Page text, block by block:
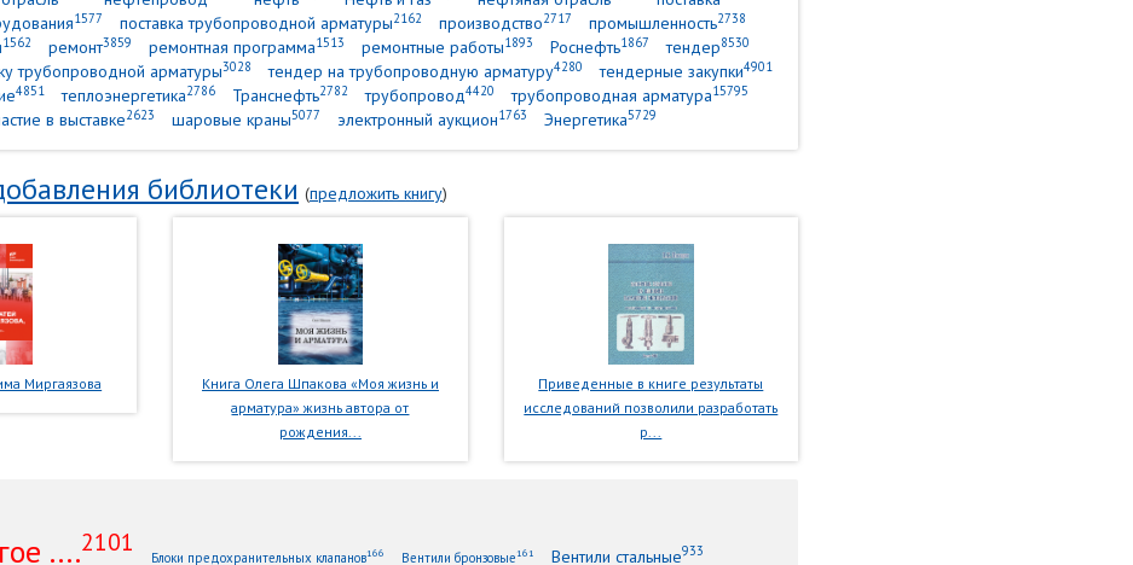
1577 поставка трубопроводной арматуры2162 производство2717 промышленность2738
1562 ремонт3859 ремонтная программа1513 ремонтные работы1893 Роснефть1867 тендер8530
трубопроводной арматуры3028 тендер на трубопроводную арматуру4280 тендерные закупки4901
4851 теплоэнергетика2786 Транснефть2782 трубопровод4420 трубопроводная арматура15795
в выставке2623 шаровые краны5077 электронный аукцион1763 Энергетика5729
библиотеки (предложить книгу)
Миргаязова
Книга Олега Шпакова «Моя жизнь и
арматура» жизнь автора от
рождения...
Приведенные в книге результаты
исследований позволили разработать
р...
....2101
Блоки предохранительных клапанов166 Вентили бронзовые161 Вентили стальные933